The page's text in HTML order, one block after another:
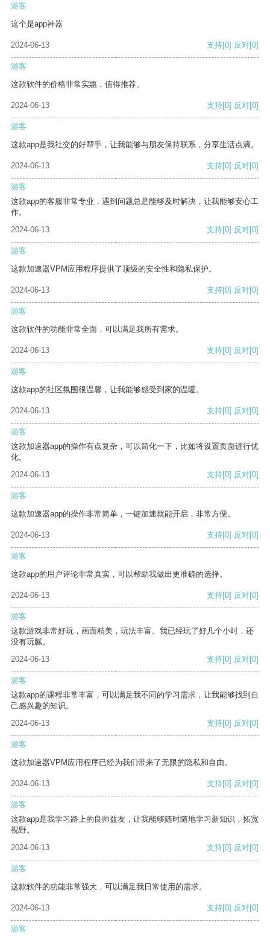
游客
这个是app神器
2024-06-13 支持[0] 反对[0]
游客
这款软件的价格非常实惠，值得推荐。
2024-06-13 支持[0] 反对[0]
游客
这款app是我社交的好帮手，让我能够与朋友保持联系，分享生活点滴。
2024-06-13 支持[0] 反对[0]
游客
这款app的客服非常专业，遇到问题总是能够及时解决，让我能够安心工
作。
2024-06-13
支持[0] 反对[0]
游客
这款加速器VPM应用程序提供了顶级的安全性和隐私保护。
2024-06-13 支持[0] 反对[0]
游客
这款软件的功能非常全面，可以满足我所有需求。
2024-06-13 支持[0] 反对[0]
游客
这款app的社区氛围很温馨，让我能够感受到家的温暖。
2024-06-13 支持[0] 反对[0]
游客
这款加速器app的操作有点复杂，可以简化一下，比如将设置页面进行优
化。
2024-06-13
支持[0] 反对[0]
游客
这款加速器app的操作非常简单，一键加速就能开启，非常方便。
2024-06-13 支持[0] 反对[0]
游客
这款app的用户评论非常真实，可以帮助我做出更准确的选择。
2024-06-13 支持[0] 反对[0]
游客
这款游戏非常好玩，画面精美，玩法丰富。我已经玩了好几个小时，还
没有玩腻。
2024-06-13
支持[0] 反对[0]
游客
这款app的课程非常丰富，可以满足我不同的学习需求，让我能够找到自
己感兴趣的知识。
2024-06-13
支持[0] 反对[0]
游客
这款加速器VPM应用程序已经为我们带来了无限的隐私和自由。
2024-06-13 支持[0] 反对[0]
游客
这款app是我学习路上的良师益友，让我能够随时随地学习新知识，拓宽
视野。
2024-06-13
支持[0] 反对[0]
游客
这款软件的功能非常强大，可以满足我日常使用的需求。
2024-06-13 支持[0] 反对[0]
游客